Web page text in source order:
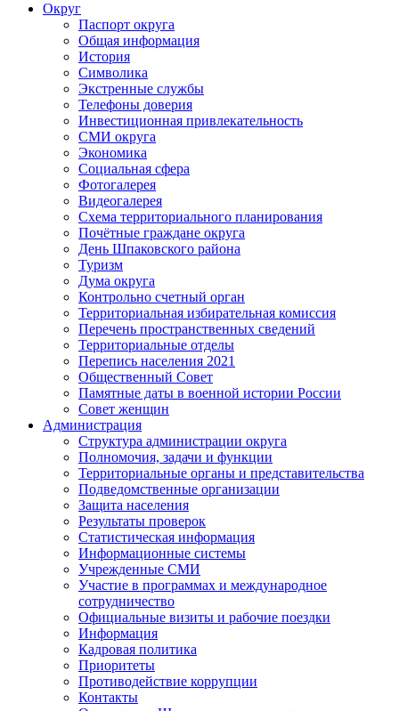
Округ
Паспорт округа
Общая информация
История
Символика
Экстренные службы
Телефоны доверия
Инвестиционная привлекательность
СМИ округа
Экономика
Социальная сфера
Фотогалерея
Видеогалерея
Схема территориального планирования
Почётные граждане округа
День Шпаковского района
Туризм
Дума округа
Контрольно счетный орган
Территориальная избирательная комиссия
Перечень пространственных сведений
Территориальные отделы
Перепись населения 2021
Общественный Совет
Памятные даты в военной истории России
Совет женщин
Администрация
Структура администрации округа
Полномочия, задачи и функции
Территориальные органы и представительства
Подведомственные организации
Защита населения
Результаты проверок
Статистическая информация
Информационные системы
Учрежденные СМИ
Участие в программах и международное
сотрудничество
Официальные визиты и рабочие поездки
Информация
Кадровая политика
Приоритеты
Противодействие коррупции
Контакты